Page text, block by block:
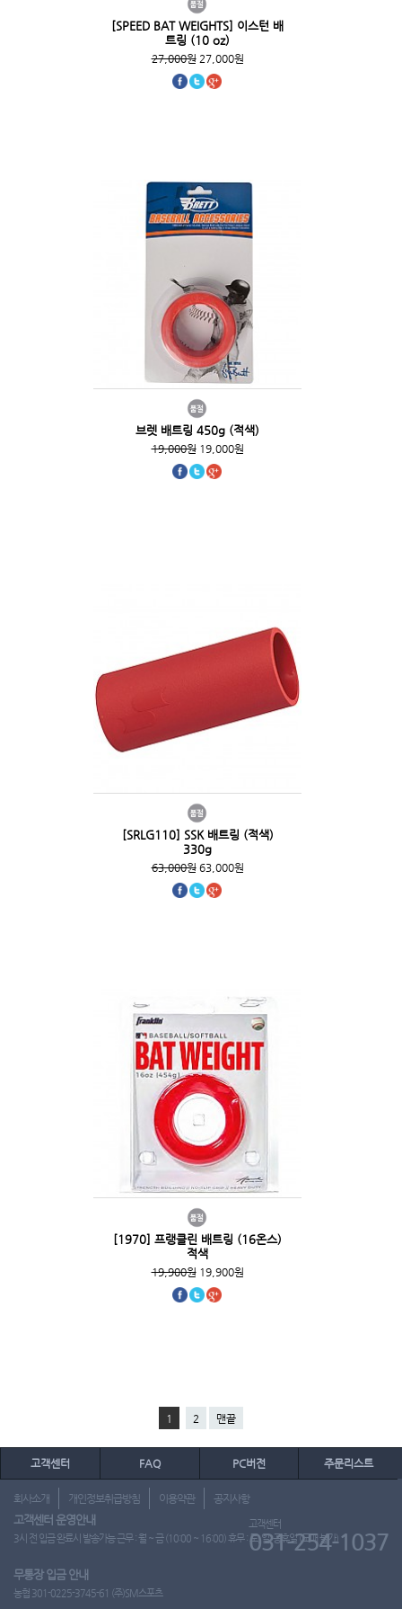
[SPEED BAT WEIGHTS] 이스턴 배
트링 (10 oz)
27,000원27,000원
브렛 배트링 450g (적색)
19,000원19,000원
[SRLG110] SSK 배트링 (적색)
330g
63,000원63,000원
[1970] 프랭클린 배트링 (16온스)
적색
19,900원19,900원
1 2 맨끝
고객센터 FAQ PC버전 주문리스트
회사소개 개인정보취급방침 이용약관 공지사항
고객센터 운영안내
3시 전 입금 완료시 발송가능 근무 : 월 ~ 금 (10:00 ~ 16:00) 휴무 : 토, 일, 공휴일 (도매 불가)
고객센터
031-254-1037
무통장 입금 안내
농협 301-0225-3745-61 (주)SM스포츠